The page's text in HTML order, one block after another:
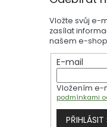
Vložte svůj e-
zasílat
našem e-
E-mail
Vložením e-
podmínkami
PŘIHLÁSIT